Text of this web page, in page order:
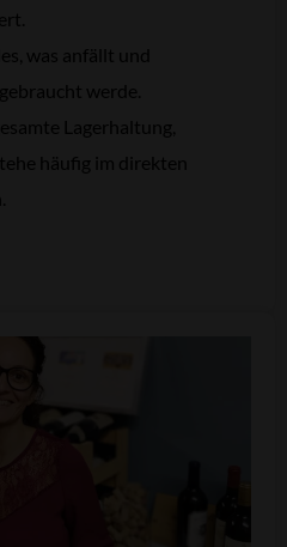
was anfällt und
werde.
Lagerhaltung,
häufig im direkten